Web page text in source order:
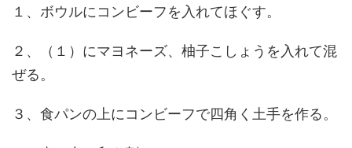
１、ボウルにコンビーフを入れてほぐす。
２、（１）にマヨネーズ、柚子こしょうを入れて混
ぜる。
３、食パンの上にコンビーフで四角く土手を作る。